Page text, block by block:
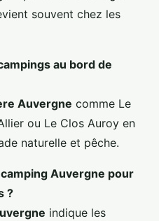
souvent chez les
au bord de
Auvergne comme Le
ou Le Clos Auroy en
naturelle et pêche.
Auvergne pour
?
indique les